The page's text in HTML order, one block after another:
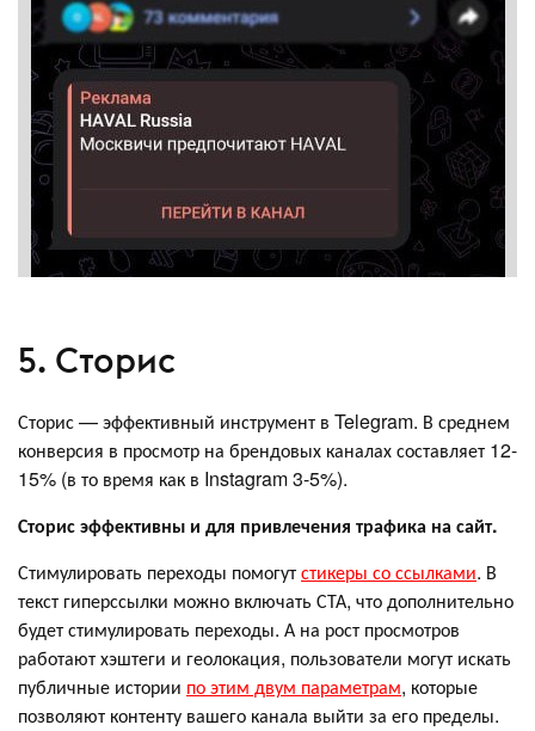
5. Сторис
Сторис — эффективный инструмент в Telegram. В среднем
конверсия в просмотр на брендовых каналах составляет 12-
15% (в то время как в Instagram 3-5%).
Сторис эффективны и для привлечения трафика на сайт.
Стимулировать переходы помогутстикеры со ссылками. В
текст гиперссылки можно включать СТА, что дополнительно
будет стимулировать переходы. А на рост просмотров
работают хэштеги и геолокация, пользователи могут искать
публичные истории по этим двум параметрам, которые
позволяют контенту вашего канала выйти за его пределы.